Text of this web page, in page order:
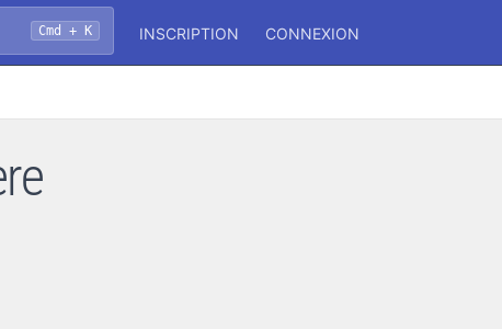
Cmd + K INSCRIPTION CONNEXION